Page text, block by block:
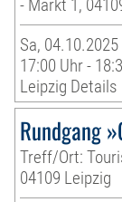
- Markt 1,
Sa, 04.10.2025
17:00 Uhr -
Leipzig Details
Rundgang
Treff/Ort:
04109 Leipzig